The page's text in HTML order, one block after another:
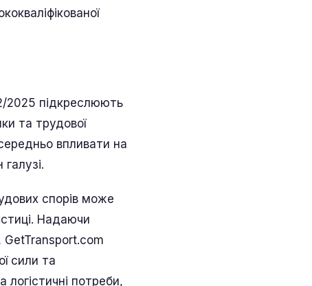
2025 підкреслюють
та трудової
впливати на
спорів може
Надаючи
GetTransport.com
сили та
логістичні потреби,